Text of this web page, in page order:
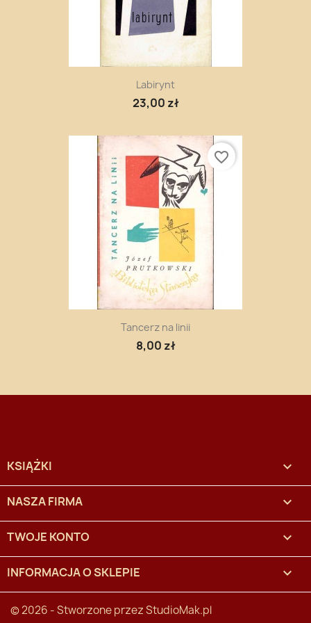
Labirynt
23,00 zł
Tancerz na linii
8,00 zł
favorite_border
KSIĄŻKI 
NASZA FIRMA 
TWOJE KONTO 
INFORMACJA O SKLEPIE keyboard_arrow_down
© 2026 - Stworzone przezStudioMak.pl